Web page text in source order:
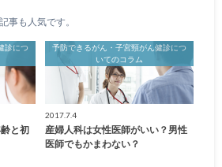
事も人気です。
診につ
と初
予防できるがん・子宮頸がん健診につ
いてのコラム
2017.7.4
産婦人科は女性医師がいい？男性
医師でもかまわない？